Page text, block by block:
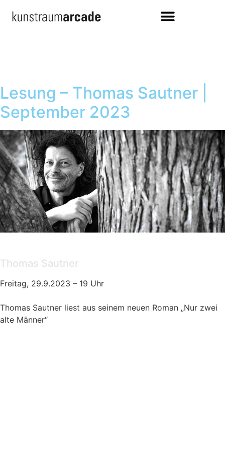
Lesung – Thomas Sautner |
September 2023
Thomas Sautner
Freitag, 29.9.2023 – 19 Uhr
Thomas Sautner liest aus seinem neuen Roman „Nur zwei
alte Männer“